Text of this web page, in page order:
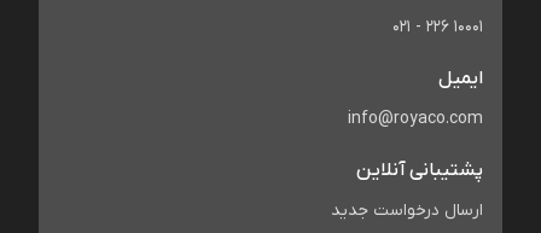
021 - 226 10001
ایمیل
info@royaco.com
پشتیبانی آنلاین
ارسال درخواست جدید